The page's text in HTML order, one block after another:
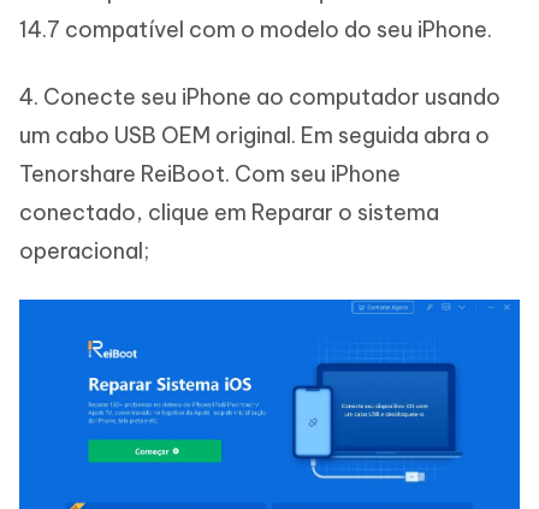
14.7 compatível com o modelo do seu iPhone.
4. Conecte seu iPhone ao computador usando
um cabo USB OEM original. Em seguida abra o
Tenorshare ReiBoot. Com seu iPhone
conectado, clique em Reparar o sistema
operacional;